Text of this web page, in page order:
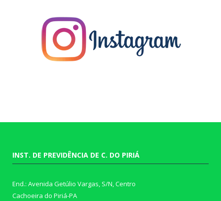
INST. DE PREVIDÊNCIA DE C. DO PIRIÁ
End.: Avenida Getúlio Vargas, S/N, Centro
Cachoeira do Piriá-PA